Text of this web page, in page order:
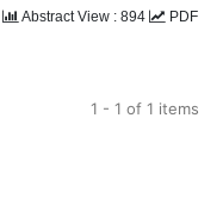
Abstract View : 894
PDF
1 - 1 of 1 items